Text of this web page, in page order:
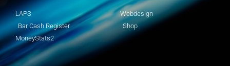
LAPS
Bar Cash Register
MoneyStats2
Webdesign
Shop